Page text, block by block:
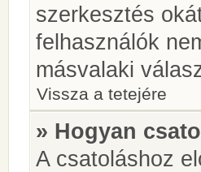
szerkesztés
felhasználók
másvalaki
Vissza a tetejére
» Hogyan
A csatoláshoz